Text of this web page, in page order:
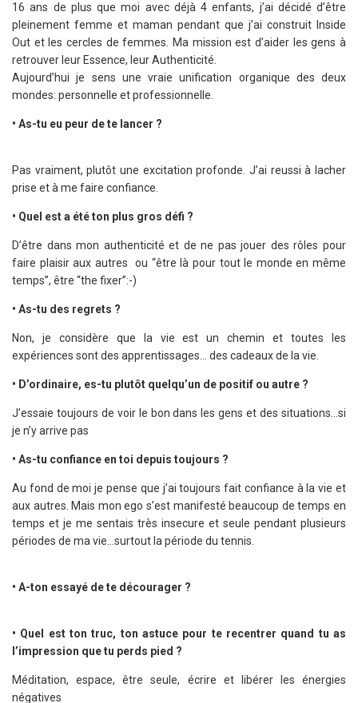
16 ans de plus que moi avec déjà 4 enfants, j’ai décidé d’être
pleinement femme et maman pendant que j’ai construit Inside
Out et les cercles de femmes. Ma mission est d’aider les gens à
retrouver leur Essence, leur Authenticité.
Aujourd’hui je sens une vraie unification organique des deux
mondes: personnelle et professionnelle.
• As-tu eu peur de te lancer ?
Pas vraiment, plutôt une excitation profonde. J’ai reussi à lacher
prise et à me faire confiance.
• Quel est a été ton plus gros défi ?
D’être dans mon authenticité et de ne pas jouer des rôles pour
faire plaisir aux autres ou “être là pour tout le monde en même
temps”, être “the fixer”:-)
• As-tu des regrets ?
Non, je considère que la vie est un chemin et toutes les
expériences sont des apprentissages… des cadeaux de la vie.
• D’ordinaire, es-tu plutôt quelqu’un de positif ou autre ?
J’essaie toujours de voir le bon dans les gens et des situations…si
je n’y arrive pas
• As-tu confiance en toi depuis toujours ?
Au fond de moi je pense que j’ai toujours fait confiance à la vie et
aux autres. Mais mon ego s’est manifesté beaucoup de temps en
temps et je me sentais très insecure et seule pendant plusieurs
périodes de ma vie…surtout la période du tennis.
• A-ton essayé de te décourager ?
• Quel est ton truc, ton astuce pour te recentrer quand tu as
l’impression que tu perds pied ?
Méditation, espace, être seule, écrire et libérer les énergies
négatives